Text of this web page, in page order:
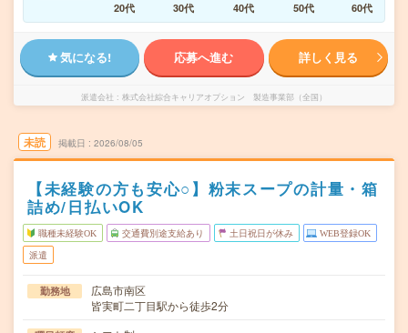
20代
30代 40代 50代 60代
気になる! 応募へ進む 詳しく見る
派遣会社 株式会社綜合キャリアオプション 製造事業部（全国）
未読 掲載日 2026/08/05
【未経験の方も安心○】粉末スープの計量・箱
詰め/日払いOK
職種未経験OK 交通費別途支給あり 土日祝日が休み WEB登録OK
派遣
勤務地
広島市南区
皆実町二丁目駅から徒歩2分